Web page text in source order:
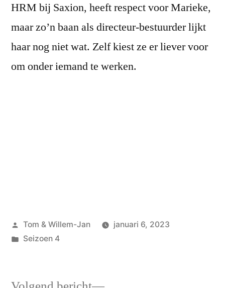
HRM bij Saxion, heeft respect voor Marieke,
maar zo’n baan als directeur-bestuurder lijkt
haar nog niet wat. Zelf kiest ze er liever voor
om onder iemand te werken.
Geplaatst
door
Tom & Willem-Jan
januari 6, 2023
Geplaatst
Seizoen 4